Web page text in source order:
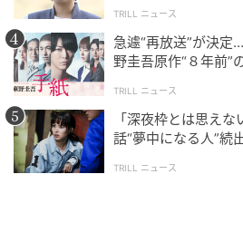
の記事をもっとみる
TRILL ニュース
急遽“再放送”が決定
野圭吾原作“８年前”
TRILL ニュース
「深夜枠とは思え
話“夢中になる人”続
TRILL ニュース